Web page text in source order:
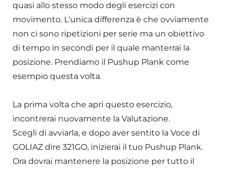
quasi allo stesso modo degli esercizi con
movimento. L'unica differenza è che ovviamente
non ci sono ripetizioni per serie ma un obiettivo
di tempo in secondi per il quale manterrai la
posizione. Prendiamo il Pushup Plank come
esempio questa volta.
La prima volta che apri questo esercizio,
incontrerai nuovamente la Valutazione.
Scegli di avviarla, e dopo aver sentito la Voce di
GOLIAZ dire 321GO, inizierai il tuo Pushup Plank.
Ora dovrai mantenere la posizione per tutto il